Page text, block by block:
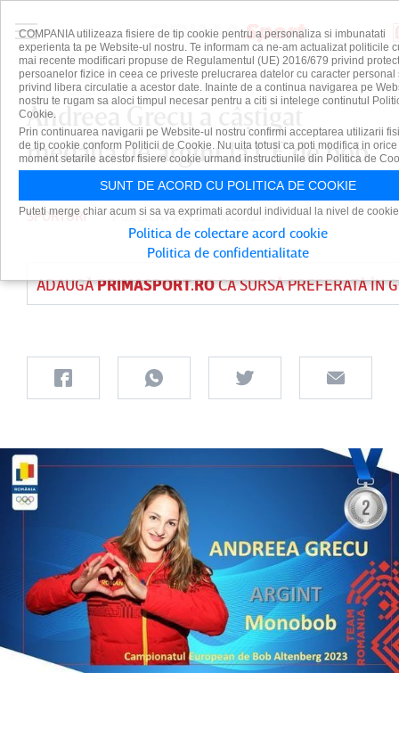
Andreea Grecu a câştigat
medalia de argint la CE de bob
SPORTURI PUBLICAT PE 21 IAN 2023
ADAUGĂPRIMASPORT.ROCA SURSĂ PREFERATĂ ÎN
COMPANIA utilizeaza fisiere de tip cookie pentru a personaliza si imbunatati
experienta ta pe Website-ul nostru. Te informam ca ne-am actualizat politicile
mai recente modificari propuse de Regulamentul (UE) 2016/679 privind
persoanelor fizice in ceea ce priveste prelucrarea datelor cu caracter personal
privind libera circulatie a acestor date. Inainte de a continua navigarea pe
nostru te rugam sa aloci timpul necesar pentru a citi si intelege continutul
Cookie.
Prin continuarea navigarii pe Website-ul nostru confirmi acceptarea utilizarii
de tip cookie conform Politicii de Cookie. Nu uita totusi ca poti modifica in orice
moment setarile acestor fisiere cookie urmand instructiunile din Politica de
SUNT DE ACORD CU POLITICA DE COOKIE
Puteti merge chiar acum si sa va exprimati acordul individual la nivel de
Politica de colectare acord cookie
Politica de confidentialitate